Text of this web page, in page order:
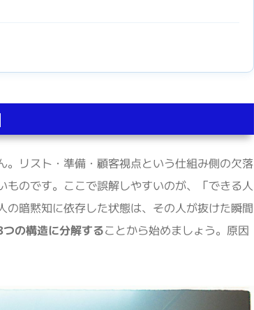
リスト・準備・顧客視点という仕組み側の欠落
のです。ここで誤解しやすいのが、「できる人
暗黙知に依存した状態は、その人が抜けた瞬間
の構造に分解することから始めましょう。原因